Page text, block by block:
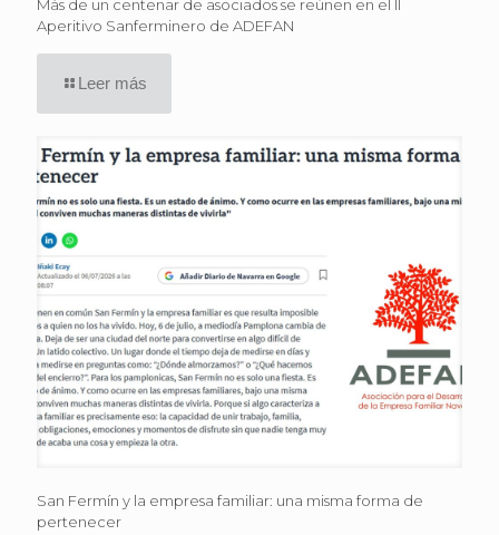
Más de un centenar de asociados se reúnen en el II
Aperitivo Sanferminero de ADEFAN
Leer más
San Fermín y la empresa familiar: una misma forma de
pertenecer